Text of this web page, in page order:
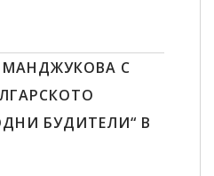
С
БУДИТЕЛИ“ В